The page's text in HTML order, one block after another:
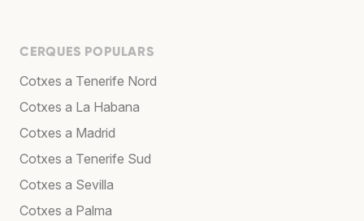
CERQUES POPULARS
Cotxes a Tenerife Nord
Cotxes a La Habana
Cotxes a Madrid
Cotxes a Tenerife Sud
Cotxes a Sevilla
Cotxes a Palma